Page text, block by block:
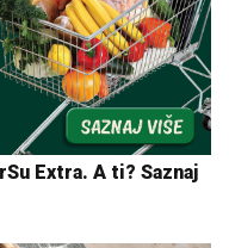
Extra. A ti? Saznaj